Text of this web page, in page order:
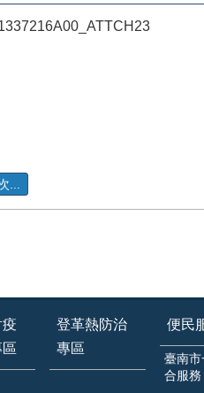
...
登革熱防治
專區
便民
臺南
合服務